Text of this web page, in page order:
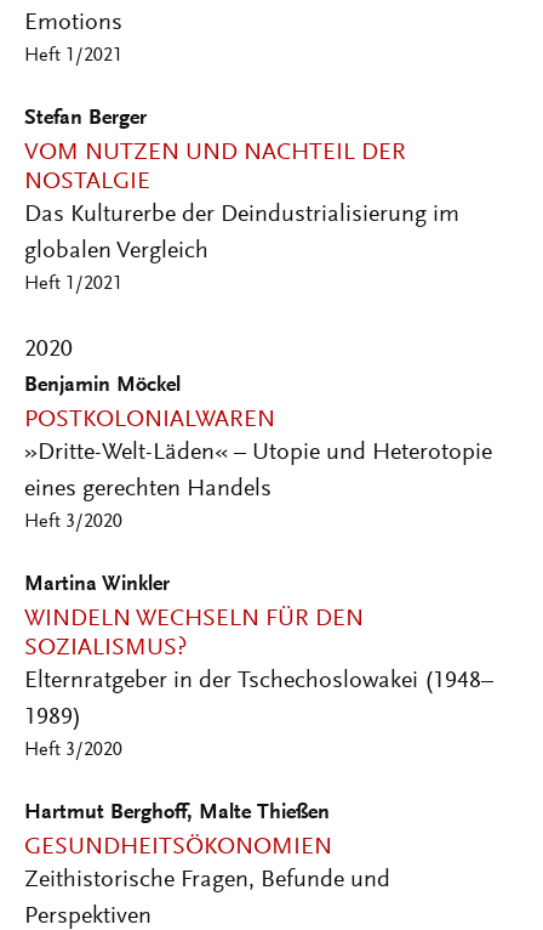
Emotions
Heft 1/2021
Stefan Berger
VOM NUTZEN UND NACHTEIL DER
NOSTALGIE
Das Kulturerbe der Deindustrialisierung im
globalen Vergleich
Heft 1/2021
2020
Benjamin Möckel
POSTKOLONIALWAREN
»Dritte-Welt-Läden« – Utopie und Heterotopie
eines gerechten Handels
Heft 3/2020
Martina Winkler
WINDELN WECHSELN FÜR DEN
SOZIALISMUS?
Elternratgeber in der Tschechoslowakei (1948–
1989)
Heft 3/2020
Hartmut Berghoff, Malte Thießen
GESUNDHEITSÖKONOMIEN
Zeithistorische Fragen, Befunde und
Perspektiven